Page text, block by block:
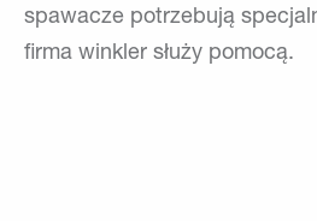
spawacze potrzebują
firma winkler służy pomocą.